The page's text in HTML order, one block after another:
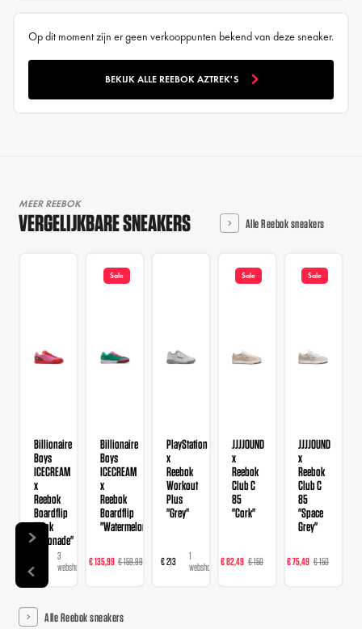
Op dit moment zijn er geen verkooppunten bekend van deze sneaker.
BEKIJK ALLE REEBOK AZTREK'S
MEER REEBOK
VERGELIJKBARE SNEAKERS Alle Reebok sneakers
Billionaire
Boys
ICECREAM
x
Reebok
Boardflip
"Pink
Lemonade"
3
webshops
Sale
Billionaire
Boys
ICECREAM
x
Reebok
Boardflip
"Watermelon"
€ 135,99 € 159,99
webshops
PlayStation
x
Reebok
Workout
Plus
"Grey"
€ 213
1
webshop
Sale
JJJJOUND
x
Reebok
Club C
85
"Cork"
€ 82,49 € 150
webshop
Sale
JJJJOUND
x
Reebok
Club C
85
"Space
Grey"
€ 75,49 € 150
Alle Reebok sneakers